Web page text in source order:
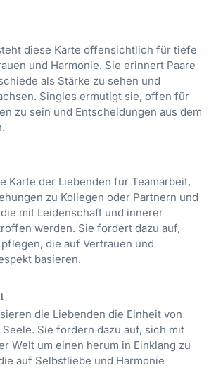
diese Karte offensichtlich für tiefe
und Harmonie. Sie erinnert Paare
als Stärke zu sehen und
Singles ermutigt sie, offen für
zu sein und Entscheidungen aus dem
Karte der Liebenden für Teamarbeit,
zu Kollegen oder Partnern und
mit Leidenschaft und innerer
werden. Sie fordert dazu auf,
die auf Vertrauen und
basieren.
die Liebenden die Einheit von
Seele. Sie fordern dazu auf, sich mit
Welt um einen herum in Einklang zu
auf Selbstliebe und Harmonie